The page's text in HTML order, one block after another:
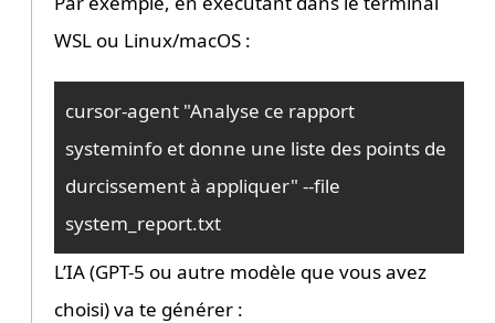
WSL ou Linux/macOS :
cursor-agent "Analyse ce rapport
systeminfo et donne une liste des points de
durcissement à appliquer" --file
system_report.txt
L’IA (GPT-5 ou autre modèle que vous avez
choisi) va te générer :